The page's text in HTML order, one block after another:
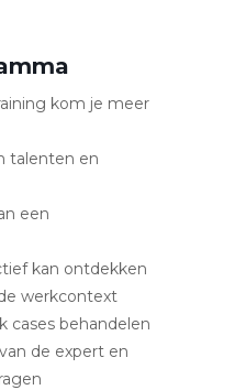
kom je meer
talenten en
een
kan ontdekken
werkcontext
cases behandelen
de expert en